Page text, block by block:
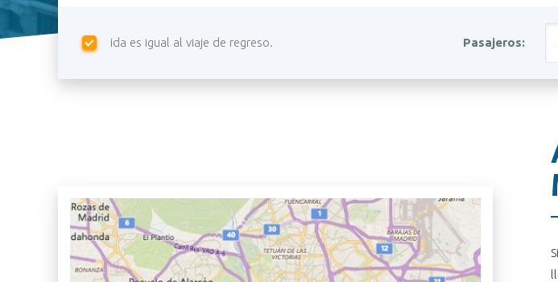
ida es igual al viaje de regreso. Pasajeros: